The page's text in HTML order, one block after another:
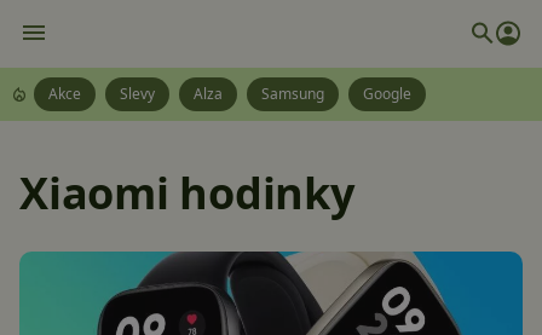
Akce Slevy Alza Samsung Google
Xiaomi hodinky